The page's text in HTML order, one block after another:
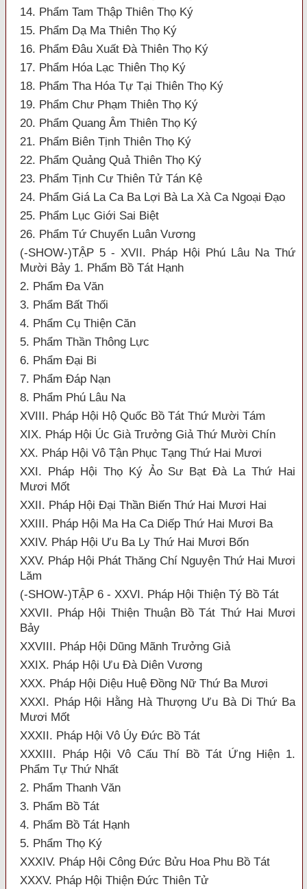
14. Phẩm Tam Thập Thiên Thọ Ký
15. Phẩm Dạ Ma Thiên Thọ Ký
16. Phẩm Đâu Xuất Đà Thiên Thọ Ký
17. Phẩm Hóa Lạc Thiên Thọ Ký
18. Phẩm Tha Hóa Tự Tại Thiên Thọ Ký
19. Phẩm Chư Phạm Thiên Thọ Ký
20. Phẩm Quang Âm Thiên Thọ Ký
21. Phẩm Biên Tịnh Thiên Thọ Ký
22. Phẩm Quảng Quả Thiên Thọ Ký
23. Phẩm Tịnh Cư Thiên Tử Tán Kệ
24. Phẩm Giá La Ca Ba Lợi Bà La Xà Ca Ngoại Đạo
25. Phẩm Lục Giới Sai Biệt
26. Phẩm Tứ Chuyển Luân Vương
(-SHOW-)TẬP 5 - XVII. Pháp Hội Phú Lâu Na Thứ
Mười Bảy 1. Phẩm Bồ Tát Hạnh
2. Phẩm Đa Văn
3. Phẩm Bất Thối
4. Phẩm Cụ Thiện Căn
5. Phẩm Thần Thông Lực
6. Phẩm Đại Bi
7. Phẩm Đáp Nạn
8. Phẩm Phú Lâu Na
XVIII. Pháp Hội Hộ Quốc Bồ Tát Thứ Mười Tám
XIX. Pháp Hội Úc Già Trưởng Giả Thứ Mười Chín
XX. Pháp Hội Vô Tận Phục Tạng Thứ Hai Mươi
XXI. Pháp Hội Thọ Ký Ảo Sư Bạt Đà La Thứ Hai
Mươi Mốt
XXII. Pháp Hội Đại Thần Biến Thứ Hai Mươi Hai
XXIII. Pháp Hội Ma Ha Ca Diếp Thứ Hai Mươi Ba
XXIV. Pháp Hội Ưu Ba Ly Thứ Hai Mươi Bốn
XXV. Pháp Hội Phát Thăng Chí Nguyện Thứ Hai Mươi
Lăm
(-SHOW-)TẬP 6 - XXVI. Pháp Hội Thiện Tý Bồ Tát
XXVII. Pháp Hội Thiện Thuận Bồ Tát Thứ Hai Mươi
Bảy
XXVIII. Pháp Hội Dũng Mãnh Trưởng Giả
XXIX. Pháp Hội Ưu Đà Diên Vương
XXX. Pháp Hội Diệu Huệ Đồng Nữ Thứ Ba Mươi
XXXI. Pháp Hội Hằng Hà Thượng Ưu Bà Di Thứ Ba
Mươi Mốt
XXXII. Pháp Hội Vô Úy Đức Bồ Tát
XXXIII. Pháp Hội Vô Cấu Thí Bồ Tát Ứng Hiện 1.
Phẩm Tự Thứ Nhất
2. Phẩm Thanh Văn
3. Phẩm Bồ Tát
4. Phẩm Bồ Tát Hạnh
5. Phẩm Thọ Ký
XXXIV. Pháp Hội Công Đức Bửu Hoa Phu Bồ Tát
XXXV. Pháp Hội Thiện Đức Thiên Tử